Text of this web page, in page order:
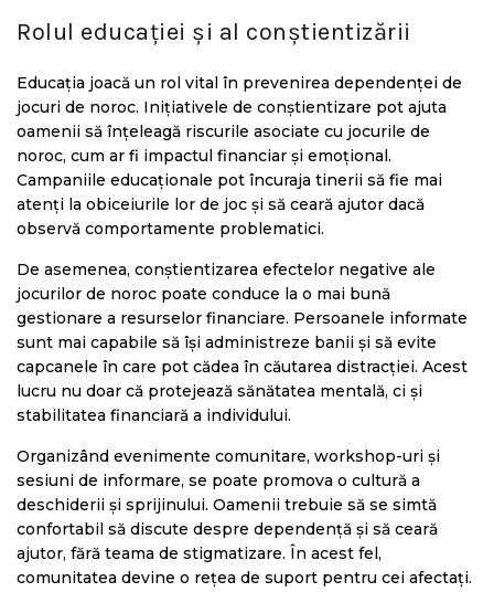
Rolul educației și al conștientizării
Educația joacă un rol vital în prevenirea dependenței de
jocuri de noroc. Inițiativele de conștientizare pot ajuta
oamenii să înțeleagă riscurile asociate cu jocurile de
noroc, cum ar fi impactul financiar și emoțional.
Campaniile educaționale pot încuraja tinerii să fie mai
atenți la obiceiurile lor de joc și să ceară ajutor dacă
observă comportamente problematici.
De asemenea, conștientizarea efectelor negative ale
jocurilor de noroc poate conduce la o mai bună
gestionare a resurselor financiare. Persoanele informate
sunt mai capabile să își administreze banii și să evite
capcanele în care pot cădea în căutarea distracției. Acest
lucru nu doar că protejează sănătatea mentală, ci și
stabilitatea financiară a individului.
Organizând evenimente comunitare, workshop-uri și
sesiuni de informare, se poate promova o cultură a
deschiderii și sprijinului. Oamenii trebuie să se simtă
confortabil să discute despre dependență și să ceară
ajutor, fără teama de stigmatizare. În acest fel,
comunitatea devine o rețea de suport pentru cei afectați.